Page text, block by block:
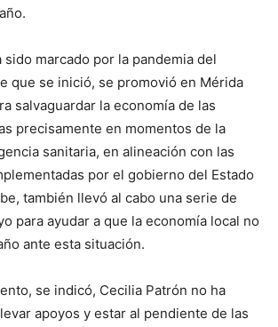
sido marcado por la pandemia del
que se inició, se promovió en Mérida
salvaguardar la economía de las
precisamente en momentos de la
sanitaria, en alineación con las
por el gobierno del Estado
también llevó al cabo una serie de
para ayudar a que la economía local no
ante esta situación.
se indicó, Cecilia Patrón no ha
apoyos y estar al pendiente de las